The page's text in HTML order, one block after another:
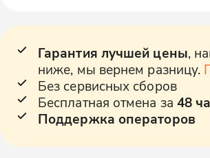
Гарантия лучшей цены,
ниже, мы вернем разницу.
Без сервисных сборов
Бесплатная отмена за 48
Поддержка операторов